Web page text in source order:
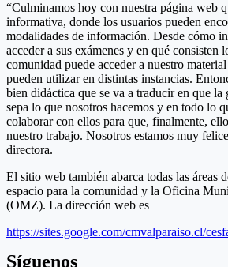
“Culminamos hoy con nuestra página web
informativa, donde los usuarios pueden
modalidades de información. Desde cómo
acceder a sus exámenes y en qué consisten
comunidad puede acceder a nuestro
pueden utilizar en distintas instancias.
bien didáctica que se va a traducir en que la
sepa lo que nosotros hacemos y en todo lo
colaborar con ellos para que, finalmente,
nuestro trabajo. Nosotros estamos muy
directora.
El sitio web también abarca todas las áreas
espacio para la comunidad y la Oficina
(OMZ). La dirección web es
https://sites.google.com/cmvalparaiso.cl/
Síguenos